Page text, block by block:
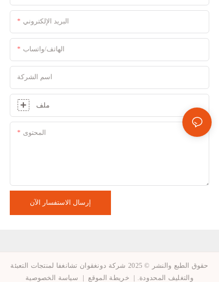
البريد الإلكتروني
الهاتف/واتساب
اسم الشركة
ملف
المحتوى
إرسال الاستفسار الآن
حقوق الطبع والنشر © 2025 شركة دونغقوان تشانغفا لمنتجات التعبئة
والتغليف المحدودة. |
خريطة الموقع سياسة الخصوصية